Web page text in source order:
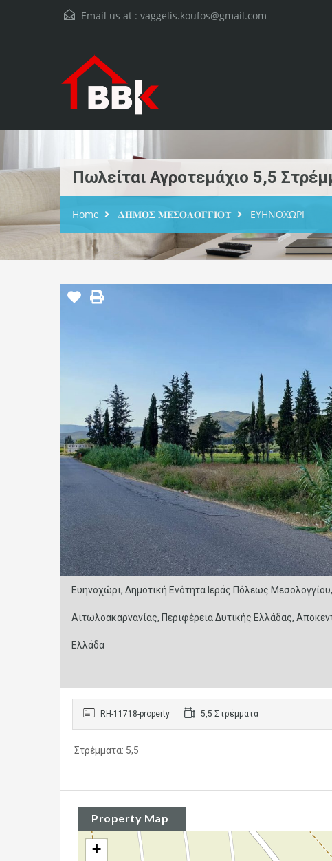
Email us at : vaggelis.koufos@gmail.com
Πωλείται Αγροτεμάχιο 5,5
Home 𝚫𝚮𝚳𝚶𝚺 𝚳𝚬𝚺𝚶𝚲𝚶𝚪𝚪𝚰𝚶𝚼 ΕΥΗΝΟΧΩΡΙ
Ευηνοχώρι, Δημοτική Ενότητα Ιεράς Πόλεως
Αιτωλοακαρνανίας, Περιφέρεια Δυτικής Ελλάδας,
Ελλάδα
RH-11718-property 5,5 Στρέμματα
Στρέμματα: 5,5
Property Map
+